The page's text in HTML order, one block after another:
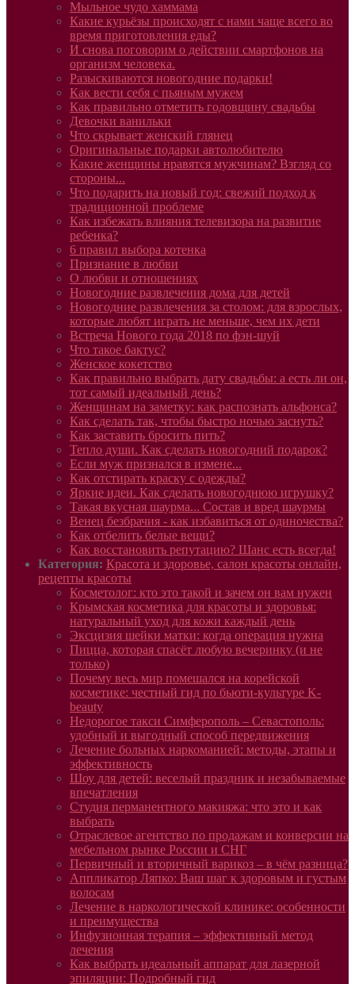
Мыльное чудо хаммама
Какие курьёзы происходят с нами чаще всего во
время приготовления еды?
И снова поговорим о действии смартфонов на
организм человека.
Разыскиваются новогодние подарки!
Как вести себя с пьяным мужем
Как правильно отметить годовщину свадьбы
Девочки ванильки
Что скрывает женский глянец
Оригинальные подарки автолюбителю
Какие женщины нравятся мужчинам? Взгляд со
стороны...
Что подарить на новый год: свежий подход к
традиционной проблеме
Как избежать влияния телевизора на развитие
ребенка?
6 правил выбора котенка
Признание в любви
О любви и отношениях
Новогодние развлечения дома для детей
Новогодние развлечения за столом: для взрослых,
которые любят играть не меньше, чем их дети
Встреча Нового года 2018 по фэн-шуй
Что такое бактус?
Женское кокетство
Как правильно выбрать дату свадьбы: а есть ли он,
тот самый идеальный день?
Женщинам на заметку: как распознать альфонса?
Как сделать так, чтобы быстро ночью заснуть?
Как заставить бросить пить?
Тепло души. Как сделать новогодний подарок?
Если муж признался в измене...
Как отстирать краску с одежды?
Яркие идеи. Как сделать новогоднюю игрушку?
Такая вкусная шаурма... Состав и вред шаурмы
Венец безбрачия - как избавиться от одиночества?
Как отбелить белые вещи?
Как восстановить репутацию? Шанс есть всегда!
Категория: Красота и здоровье, салон красоты онлайн,
рецепты красоты
Косметолог: кто это такой и зачем он вам нужен
Крымская косметика для красоты и здоровья:
натуральный уход для кожи каждый день
Эксцизия шейки матки: когда операция нужна
Пицца, которая спасёт любую вечеринку (и не
только)
Почему весь мир помешался на корейской
косметике: честный гид по бьюти-культуре K-
beauty
Недорогое такси Симферополь – Севастополь:
удобный и выгодный способ передвижения
Лечение больных наркоманией: методы, этапы и
эффективность
Шоу для детей: веселый праздник и незабываемые
впечатления
Студия перманентного макияжа: что это и как
выбрать
Отраслевое агентство по продажам и конверсии на
мебельном рынке России и СНГ
Первичный и вторичный варикоз – в чём разница?
Аппликатор Ляпко: Ваш шаг к здоровым и густым
волосам
Лечение в наркологической клинике: особенности
и преимущества
Инфузионная терапия – эффективный метод
лечения
Как выбрать идеальный аппарат для лазерной
эпиляции: Подробный гид